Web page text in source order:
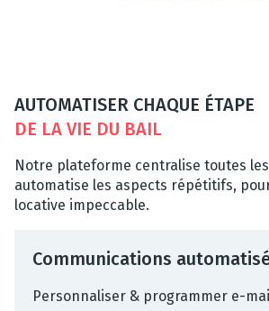
AUTOMATISER CHAQUE ÉTAPE
DE LA VIE DU BAIL
Notre plateforme centralise toutes
automatise les aspects répétitifs,
locative impeccable.
Communications
Personnaliser & programmer e-